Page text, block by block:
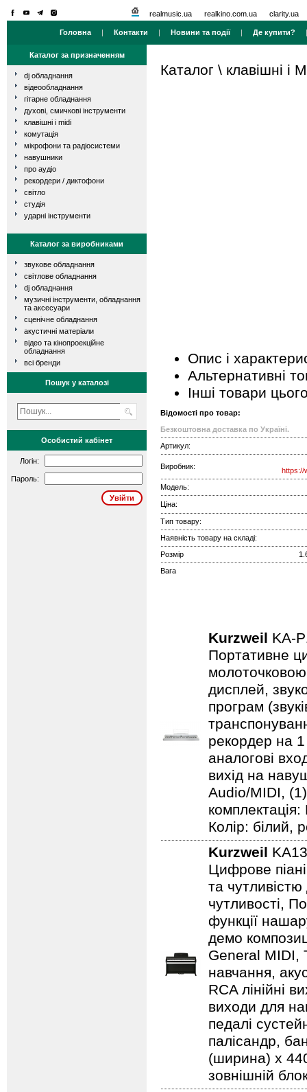
realmusic.ua realkino.com.ua clarity.ua
Головна | Контакти | Новини та події| Де купити?
Каталог за призначенням
dj обладнання
відеообладнання
гітарне обладнання
духові, смичкові інструменти
клавішні і midi
комутація
мікрофони та радіосистеми
навушники
про аудіо
рекордери / диктофони
світло
студія
ударні інструменти
Каталог за виробниками
звукове обладнання
світлове обладнання
dj обладнання
музичні інструменти, обладнання
та аксесуари
сценічне обладнання
акустичні матеріали
відео та кінопроекційне
обладнання
всі бренди
Пошук у каталозі
Особистий кабінет
Логін:
Пароль:
Каталог \ клавішні і
Опис і
Альтернативні
Інші товари
Відомості про товар:
Безкоштовна доставка по Україні.
Артикул:
Виробник:
https://
Модель:
Ціна:
Тип товару:
Наявність товару на складі:
Розмір
Вага
Kurzweil KA-
Портативне
дисплей,
програм
рекордер на
аналогові
вихід на
Audio/MIDI,
Колір: білий,
Kurzweil
Цифрове
та
чутливості,
функції
демо
General MIDI,
навчання,
RCA лінійні
виходи для
педалі
палісандр,
(ширина) x
зовнішній